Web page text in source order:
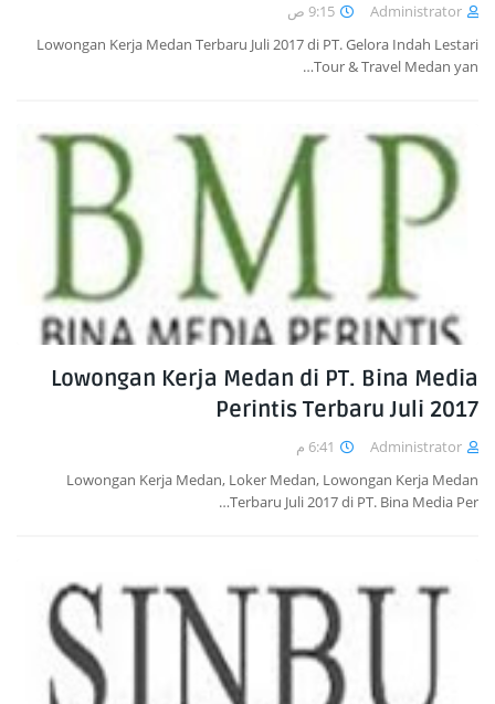
Administrator
9:15 ص
Lowongan Kerja Medan Terbaru Juli 2017 di PT. Gelora Indah Lestari
Tour & Travel Medan yan…
Lowongan Kerja Medan di PT. Bina Media
Perintis Terbaru Juli 2017
Administrator
6:41 م
Lowongan Kerja Medan, Loker Medan, Lowongan Kerja Medan
Terbaru Juli 2017 di PT. Bina Media Per…